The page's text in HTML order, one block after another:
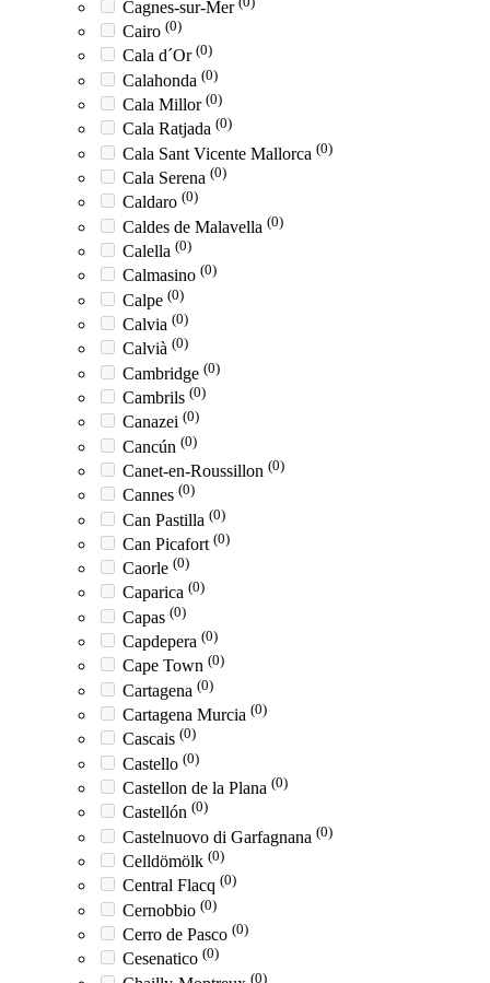
Cagnes-sur-Mer
Cairo (0)
Cala d´Or (0)
Calahonda (0)
Cala Millor (0)
Cala Ratjada (0)
Cala Sant Vicente Mallorca (0)
Cala Serena (0)
Caldaro (0)
Caldes de Malavella (0)
Calella (0)
Calmasino (0)
Calpe (0)
Calvia (0)
Calvià (0)
Cambridge (0)
Cambrils (0)
Canazei (0)
Cancún (0)
Canet-en-Roussillon (0)
Cannes (0)
Can Pastilla (0)
Can Picafort (0)
Caorle (0)
Caparica (0)
Capas (0)
Capdepera (0)
Cape Town (0)
Cartagena (0)
Cartagena Murcia (0)
Cascais (0)
Castello (0)
Castellon de la Plana (0)
Castellón (0)
Castelnuovo di Garfagnana (0)
Celldömölk (0)
Central Flacq (0)
Cernobbio (0)
Cerro de Pasco (0)
Cesenatico (0)
(0)